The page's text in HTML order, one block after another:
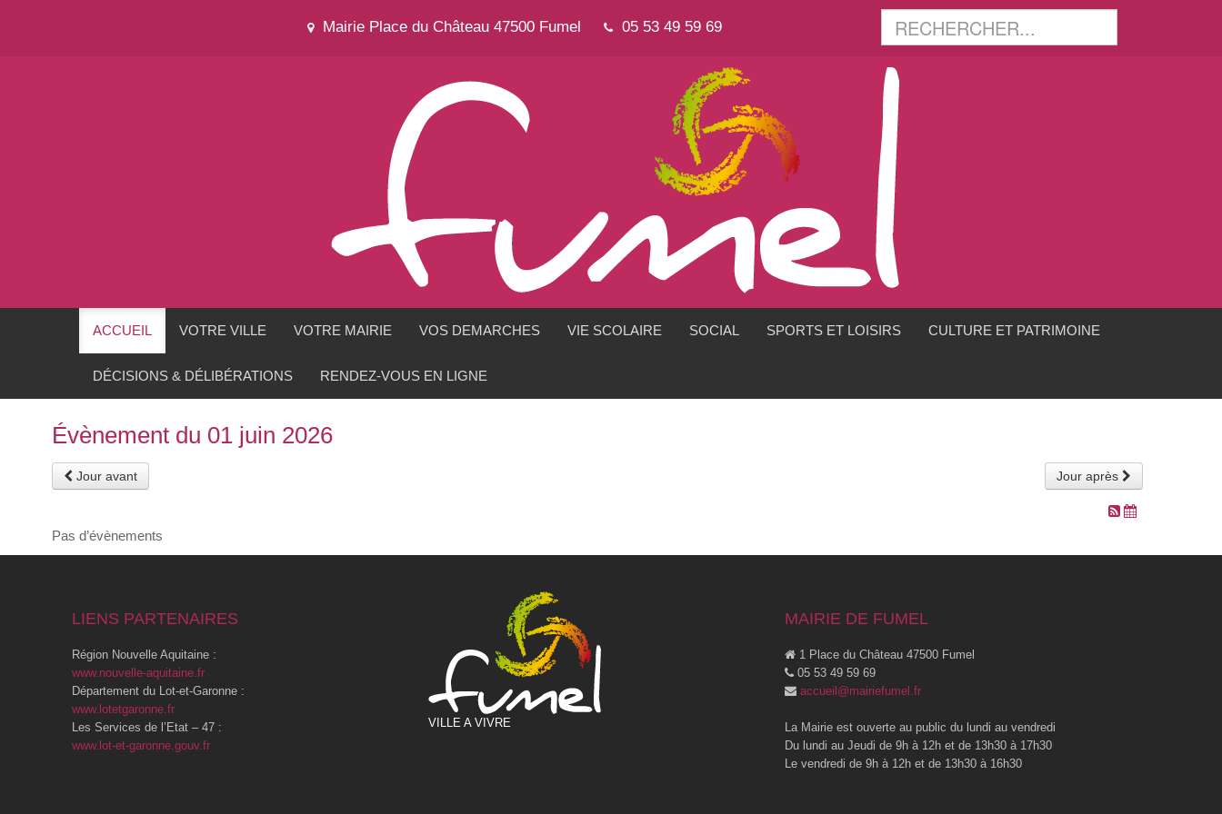
Mairie Place du Château 47500 Fumel 05 53 49 59 69
ACCUEIL VOTRE VILLE VOTRE MAIRIE VOS DEMARCHES VIE SCOLAIRE SOCIAL SPORTS ET LOISIRS CULTURE ET PATRIMOINE
DÉCISIONS & DÉLIBÉRATIONS RENDEZ-VOUS EN LIGNE
Évènement du 01 juin 2026
Jour avant Jour après
Pas d’évènements
LIENS PARTENAIRES
Région Nouvelle Aquitaine :
www.nouvelle-aquitaine.fr
Département du Lot-et-Garonne :
www.lotetgaronne.fr
Les Services de l’Etat – 47 :
www.lot-et-garonne.gouv.fr
VILLE A VIVRE
MAIRIE DE FUMEL
1 Place du Château 47500 Fumel
05 53 49 59 69
accueil@mairiefumel.fr
La Mairie est ouverte au public du lundi au vendredi
Du lundi au Jeudi de 9h à 12h et de 13h30 à 17h30
Le vendredi de 9h à 12h et de 13h30 à 16h30